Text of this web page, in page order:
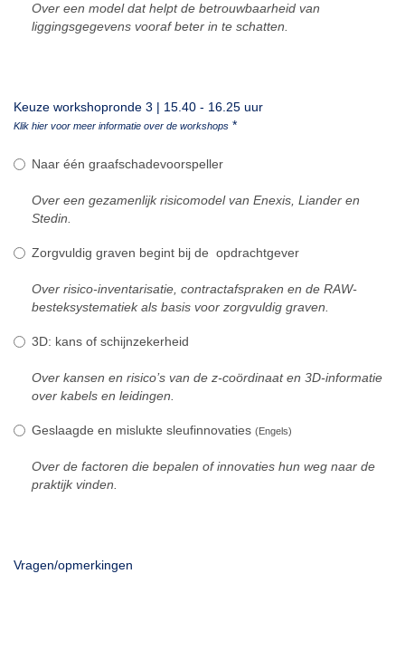
Over een model dat helpt de betrouwbaarheid van
liggingsgegevens vooraf beter in te schatten.
Keuze workshopronde 3 | 15.40 - 16.25 uur
Klik hier voor meer informatie over de workshops *
Naar één graafschadevoorspeller
Over een gezamenlijk risicomodel van Enexis, Liander en
Stedin.
Zorgvuldig graven begint bij de opdrachtgever
Over risico-inventarisatie, contractafspraken en de RAW-
besteksystematiek als basis voor zorgvuldig graven.
3D: kans of schijnzekerheid
Over kansen en risico’s van de z-coördinaat en 3D-informatie
over kabels en leidingen.
Geslaagde en mislukte sleufinnovaties (Engels)
Over de factoren die bepalen of innovaties hun weg naar de
praktijk vinden.
Vragen/opmerkingen